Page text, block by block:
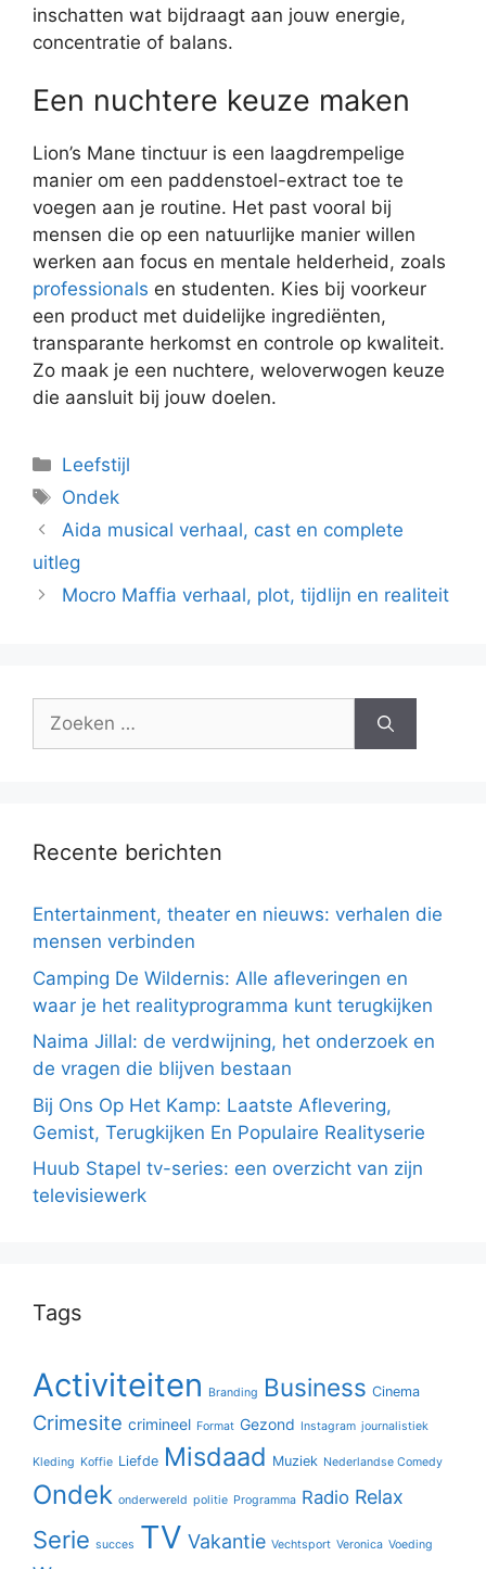
inschatten wat bijdraagt aan jouw energie,
concentratie of balans.
Een nuchtere keuze maken
Lion’s Mane tinctuur is een laagdrempelige
manier om een paddenstoel-extract toe te
voegen aan je routine. Het past vooral bij
mensen die op een natuurlijke manier willen
werken aan focus en mentale helderheid, zoals
professionals en studenten. Kies bij voorkeur
een product met duidelijke ingrediënten,
transparante herkomst en controle op kwaliteit.
Zo maak je een nuchtere, weloverwogen keuze
die aansluit bij jouw doelen.
Categorieën
Leefstijl
Tags
Ondek
Aida musical verhaal, cast en complete
uitleg
Mocro Maffia verhaal, plot, tijdlijn en realiteit
Zoek
Recente berichten
Entertainment, theater en nieuws: verhalen die
mensen verbinden
Camping De Wildernis: Alle afleveringen en
waar je het realityprogramma kunt terugkijken
Naima Jillal: de verdwijning, het onderzoek en
de vragen die blijven bestaan
Bij Ons Op Het Kamp: Laatste Aflevering,
Gemist, Terugkijken En Populaire Realityserie
Huub Stapel tv-series: een overzicht van zijn
televisiewerk
Tags
Activiteiten Branding Business Cinema
Crimesite crimineel Format Gezond Instagram journalistiek
Kleding Koffie Liefde Misdaad Muziek Nederlandse Comedy
Ondek onderwereld politie Programma Radio Relax
Serie succes TV Vakantie Vechtsport Veronica Voeding